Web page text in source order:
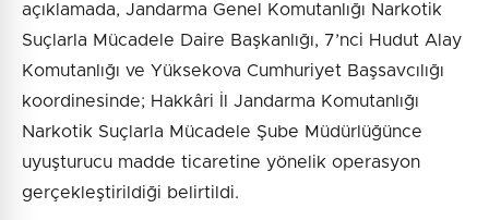
açıklamada, Jandarma Genel Komutanlığı Narkotik
Suçlarla Mücadele Daire Başkanlığı, 7’nci Hudut Alay
Komutanlığı ve Yüksekova Cumhuriyet Başsavcılığı
koordinesinde; Hakkâri İl Jandarma Komutanlığı
Narkotik Suçlarla Mücadele Şube Müdürlüğünce
uyuşturucu madde ticaretine yönelik operasyon
gerçekleştirildiği belirtildi.